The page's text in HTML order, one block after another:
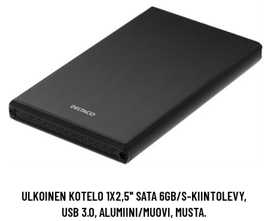
ULKOINEN KOTELO 1X2,5" SATA 6GB/S-KIINTOLEVY,
USB 3.0, ALUMIINI/MUOVI, MUSTA.